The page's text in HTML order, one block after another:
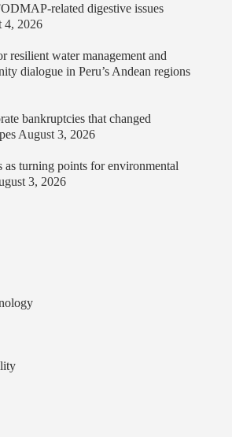
related digestive issues
4, 2026
resilient water management and
dialogue in Peru’s Andean regions
bankruptcies that changed
August 3, 2026
as turning points for environmental
3, 2026